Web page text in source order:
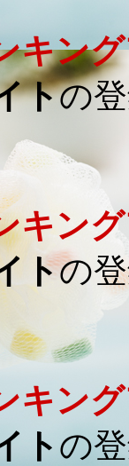
キン
トの
キン
トの
キン
ト の